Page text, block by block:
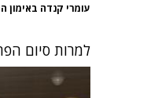
עומרי קנדה באימון
למרות סיום